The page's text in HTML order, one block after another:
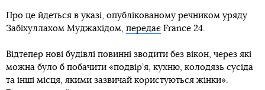
Про це йдеться в указі, опублікованому речником уряду
Забіхуллахом Муджахідом, передає France 24.
Відтепер нові будівлі повинні зводити без вікон, через які
можна було б побачити «подвір’я, кухню, колодязь сусіда
та інші місця, якими зазвичай користуються жінки».